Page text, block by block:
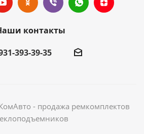
контакты
393-39-35
- продажа ремкомплектов